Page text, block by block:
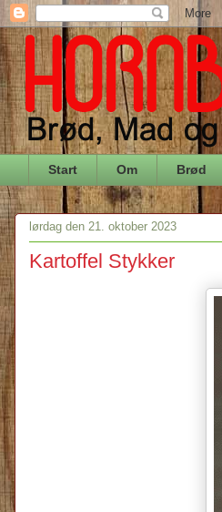
Start Om Brød
lørdag den 21. oktober 2023
Kartoffel Stykker